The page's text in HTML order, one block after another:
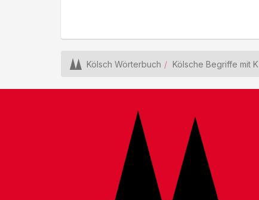
Kölsch Wörterbuch Kölsche Begriffe mit K